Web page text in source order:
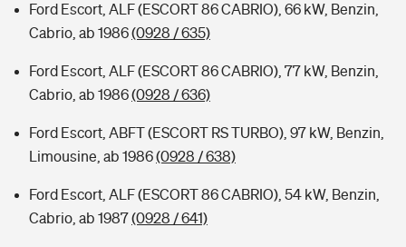
Ford Escort, ALF (ESCORT 86 CABRIO), 66 kW, Benzin,
Cabrio, ab 1986(0928 / 635)
Ford Escort, ALF (ESCORT 86 CABRIO), 77 kW, Benzin,
Cabrio, ab 1986(0928 / 636)
Ford Escort, ABFT (ESCORT RS TURBO), 97 kW, Benzin,
Limousine, ab 1986(0928 / 638)
Ford Escort, ALF (ESCORT 86 CABRIO), 54 kW, Benzin,
Cabrio, ab 1987(0928 / 641)